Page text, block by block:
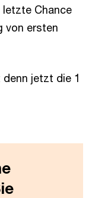
letzte Chance
von ersten
jetzt die 1